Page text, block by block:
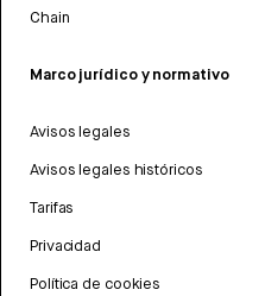
Chain
Marco jurídico y normativo
Avisos legales
Avisos legales históricos
Tarifas
Privacidad
Política de cookies